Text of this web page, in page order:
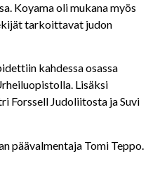
Koyama oli mukana myös
tarkoittavat judon
kahdessa osassa
Lisäksi
Forssell Judoliitosta ja Suvi
päävalmentaja Tomi Teppo.